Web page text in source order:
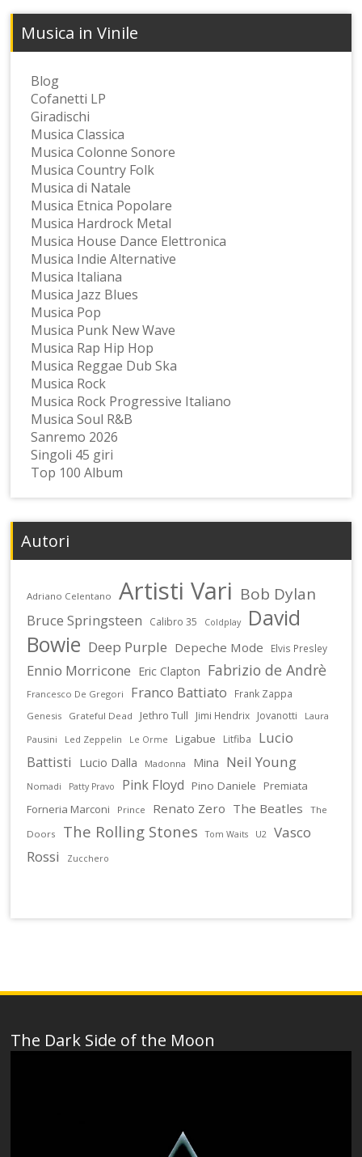
Musica in Vinile
Blog
Cofanetti LP
Giradischi
Musica Classica
Musica Colonne Sonore
Musica Country Folk
Musica di Natale
Musica Etnica Popolare
Musica Hardrock Metal
Musica House Dance Elettronica
Musica Indie Alternative
Musica Italiana
Musica Jazz Blues
Musica Pop
Musica Punk New Wave
Musica Rap Hip Hop
Musica Reggae Dub Ska
Musica Rock
Musica Rock Progressive Italiano
Musica Soul R&B
Sanremo 2026
Singoli 45 giri
Top 100 Album
Autori
Adriano Celentano Artisti Vari Bob Dylan
Bruce Springsteen Calibro 35 Coldplay
David
Bowie Deep Purple Depeche Mode Elvis Presley
Ennio Morricone Eric Clapton Fabrizio de Andrè
Francesco De Gregori Franco Battiato Frank Zappa
Genesis Grateful Dead Jethro Tull Jimi Hendrix Jovanotti
Laura
Pausini
Led Zeppelin Le Orme Ligabue Litfiba
Lucio
Battisti
Lucio Dalla Madonna Mina Neil Young
Nomadi Patty Pravo Pink Floyd Pino Daniele
Premiata
Forneria Marconi
Prince Renato Zero The Beatles
The
Doors
The Rolling Stones Tom Waits U2
Vasco
Rossi
Zucchero
The Dark Side of the Moon